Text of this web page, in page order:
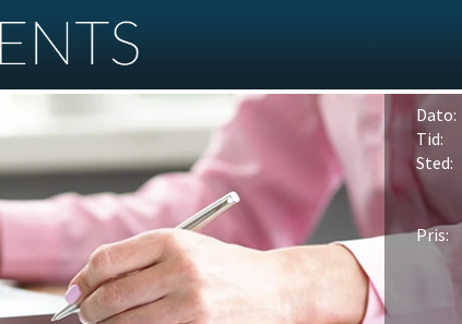
Dato:
Tid:
Sted:
Pris: